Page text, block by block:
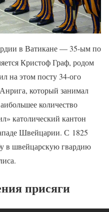
в Ватикане — 35-ым по
Кристоф Граф, родом
на этом посту 34-ого
который занимал
количество
католический кантон
Швейцарии. С 1825
в швейцарскую гвардию
присяги